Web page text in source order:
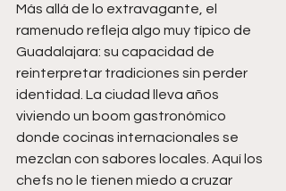
Más allá de lo extravagante, el
ramenudo refleja algo muy típico de
Guadalajara: su capacidad de
reinterpretar tradiciones sin perder
identidad. La ciudad lleva años
viviendo un boom gastronómico
donde cocinas internacionales se
mezclan con sabores locales. Aquí los
chefs no le tienen miedo a cruzar